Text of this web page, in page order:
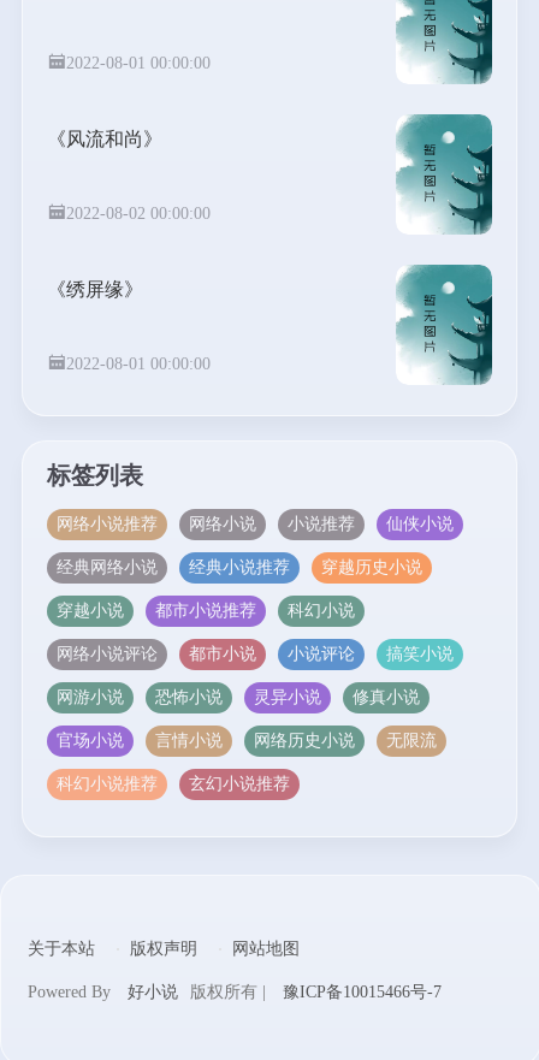
2022-08-01 00:00:00
《风流和尚》
2022-08-02 00:00:00
《绣屏缘》
2022-08-01 00:00:00
标签列表
网络小说推荐 网络小说 小说推荐 仙侠小说
经典网络小说 经典小说推荐 穿越历史小说
穿越小说 都市小说推荐 科幻小说
网络小说评论 都市小说 小说评论 搞笑小说
网游小说 恐怖小说 灵异小说 修真小说
官场小说 言情小说 网络历史小说 无限流
科幻小说推荐 玄幻小说推荐
关于本站 版权声明 网站地图
Powered By 好小说 版权所有 | 豫ICP备10015466号-7